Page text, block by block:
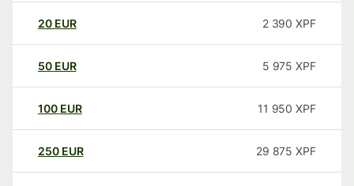
20 EUR 2 390 XPF
50 EUR 5 975 XPF
100 EUR 11 950 XPF
250 EUR 29 875 XPF